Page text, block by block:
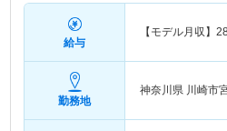
給与
【モデル月収】
勤務地
神奈川県 川崎市